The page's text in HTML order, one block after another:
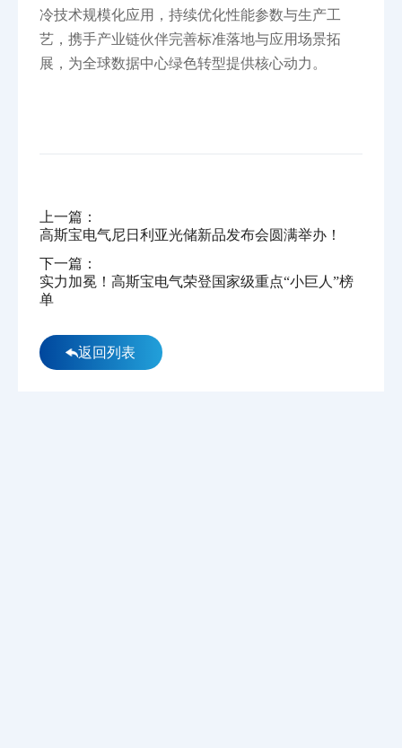
冷技术规模化应用，持续优化性能参数与生产工
艺，携手产业链伙伴完善标准落地与应用场景拓
展，为全球数据中心绿色转型提供核心动力。
上一篇：
高斯宝电气尼日利亚光储新品发布会圆满举办！
下一篇：
实力加冕！高斯宝电气荣登国家级重点“小巨人”榜
单
返回列表